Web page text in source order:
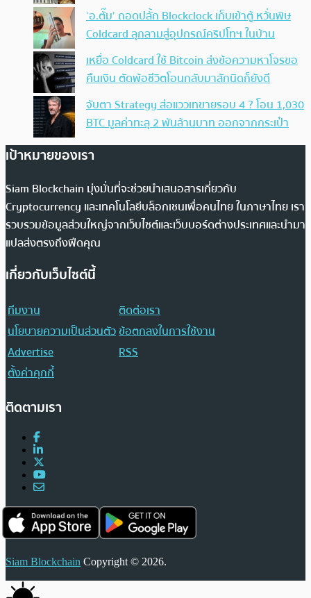
‘อ.ตั๊ม’ ถอดปลั้ก Blockclock เก็บเข้าตู้ หวั่นพิษ
Coldcard ลุกลามสู่อุปกรณ์คริปโทฯ ในบ้าน
เหยื่อ Coldcard ใช้ Bitcoin ส่งข้อความหาโจรขอ
คืนเงิน ตัดพ้อชีวิตโอนกลับมาสักนิดก็ยังดี
จับตา Strategy ส่อแววเทขายรอบ 4 ? โอน 1,030
BTC มูลค่าทะลุ 2 พันล้านบาท ออกจากกระเป๋า
เป้าหมายของเรา
Siam Blockchain มุ่งมั่นที่จะช่วยนำเสนอสารเกี่ยวกับ
Cryptocurrency และเทคโนโลยีบล็อกเชนเพื่อคนไทย ในภาษาไทย เรา
รวบรวมข้อมูลส่วนใหญ่จากเว็บไซต์และเว็บบอร์ดต่างประเทศและนำมา
แปลส่งตรงถึงฟีดคุณ
เกี่ยวกับเว็บไซต์นี้
ทีมงาน
ติดต่อเรา
นโยบายความเป็นส่วนตัวข้อตกลงในการใช้งาน
Advertise
RSS
ตั้งค่าคุกกี้
ติดตามเรา
Siam Blockchain Copyright © 2026.